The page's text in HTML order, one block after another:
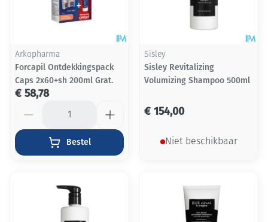
Arkopharma
Forcapil Ontdekkingspack
Caps 2x60+sh 200ml Grat.
€ 58,78
Bestel
Sisley
Sisley Revitalizing
Volumizing Shampoo 500ml
€ 154,00
Niet beschikbaar